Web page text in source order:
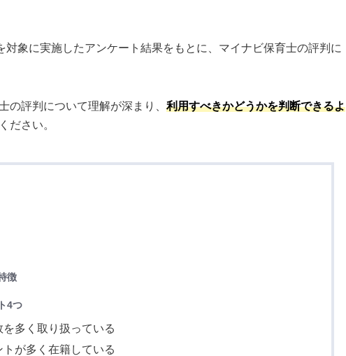
対象に実施したアンケート結果をもとに、マイナビ保育士の評判に
の評判について理解が深まり、 利用すべきかどうかを判断できるよ
ださい。
徴
4つ
を多く取り扱っている
が多く在籍している